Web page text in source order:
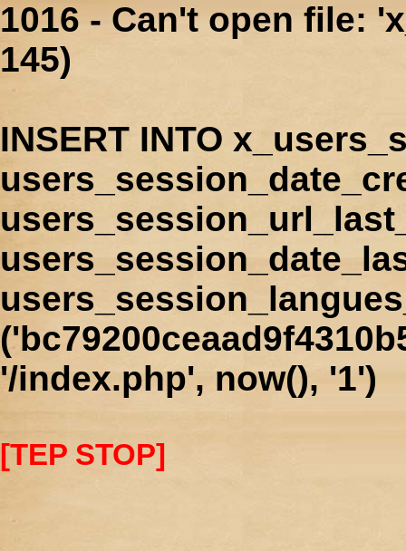
1016 - Can't open file:
145)
INSERT INTO
'/index.php', now(), '1')
[TEP STOP]